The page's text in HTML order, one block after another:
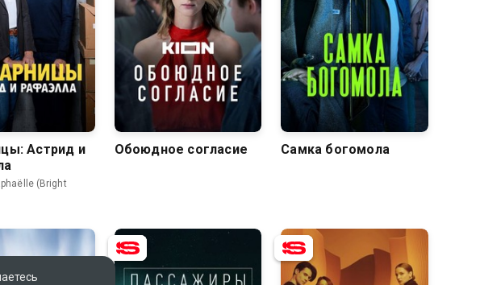
8.2
Астрид и
(Bright
7.6 6.6
Обоюдное согласие
7.9 6.5
Самка богомола